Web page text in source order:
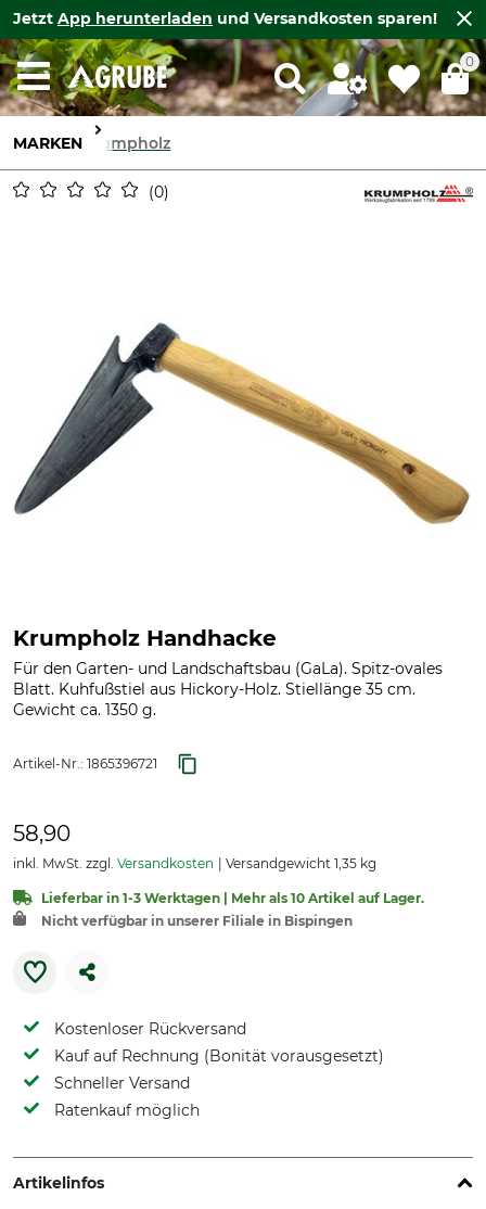
Jetzt App herunterladen und Versandkosten sparen!
0
MARKEN Krumpholz
0
Krumpholz Handhacke
Für den Garten- und Landschaftsbau (GaLa). Spitz-ovales
Blatt. Kuhfußstiel aus Hickory-Holz. Stiellänge 35 cm.
Gewicht ca. 1350 g.
Artikel-Nr.: 1865396721
58,90
inkl. MwSt. zzgl. Versandkosten Versandgewicht 1,35 kg
Lieferbar in 1-3 Werktagen | Mehr als 10 Artikel auf Lager.
Nicht verfügbar in unserer Filiale in Bispingen
Kostenloser Rückversand
Kauf auf Rechnung (Bonität vorausgesetzt)
Schneller Versand
Ratenkauf möglich
Artikelinfos